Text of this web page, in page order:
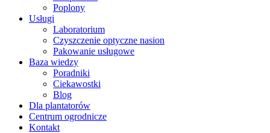
Poplony
Usługi
Laboratorium
Czyszczenie optyczne nasion
Pakowanie usługowe
Baza wiedzy
Poradniki
Ciekawostki
Blog
Dla plantatorów
Centrum ogrodnicze
Kontakt